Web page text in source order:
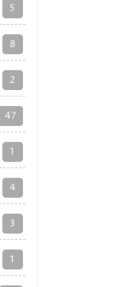
5
8
2
47
1
4
3
1